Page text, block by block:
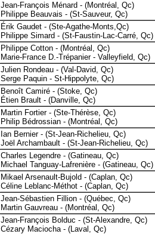
Jean-François Ménard - (Montréal, Qc)
Philippe Beauvais - (St-Sauveur, Qc)
Érik Gaudet - (Ste-Agathe-Monts,Qc)
Philippe Simard - (St-Faustin-Lac-Carré, Qc)
Philippe Cotton - (Montréal, Qc)
Marie-France D.-Trépanier - Valleyfield, Qc)
Julien Rondeau - (Val-David, Qc)
Serge Paquin - St-Hippolyte, Qc)
Benoît Camiré - (Stoke, Qc)
Étien Brault - (Danville, Qc)
Martin Fortier - (Ste-Thérèse, Qc)
Philip Bédrossian - (Montréal, Qc)
Ian Bernier - (St-Jean-Richelieu, Qc)
Joël Archambault - (St-Jean-Richelieu, Qc)
Charles Legendre - (Gatineau, Qc)
Michael Tanguay-Lafrenière - (Gatineau, Qc)
Mikael Arsenault-Bujold - (Caplan, Qc)
Céline Leblanc-Méthot - (Caplan, Qc)
Jean-Sébastien Fillion - (Québec, Qc)
Martin Gauvreau - (Montréal, Qc)
Jean-François Bolduc - (St-Alexandre, Qc)
Cézary Maciocha - (Laval, Qc)